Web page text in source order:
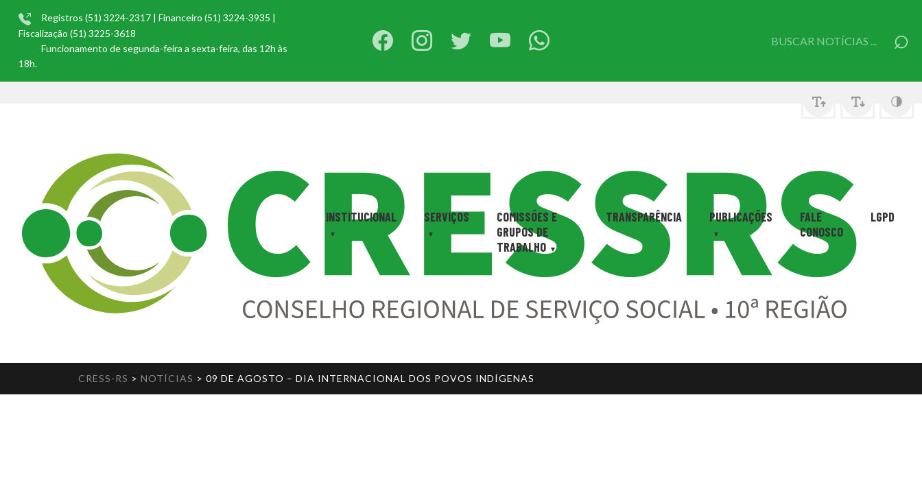
Registros (51) 3224-2317 | Financeiro (51) 3224-3935 |
Fiscalização (51) 3225-3618
Funcionamento de segunda-feira a sexta-feira, das 12h às
18h.
⌕
INSTITUCIONAL SERVIÇOS
COMISSÕES E
GRUPOS DE
TRABALHO
TRANSPARÊNCIA PUBLICAÇÕES
FALE
CONOSCO
LGPD
CRESS-RS > NOTÍCIAS > 09 DE AGOSTO – DIA INTERNACIONAL DOS POVOS INDÍGENAS